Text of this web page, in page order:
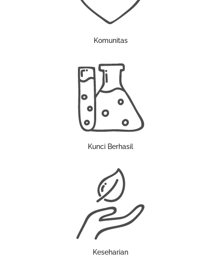
Komunitas
Kunci Berhasil
Keseharian